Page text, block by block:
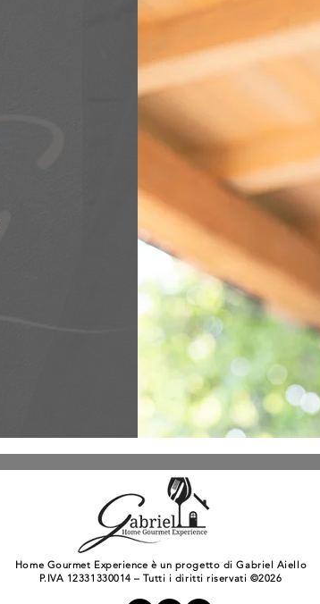
Home Gourmet Experience è un progetto di Gabriel Aiello
P.IVA 12331330014 – Tutti i diritti riservati ©2026